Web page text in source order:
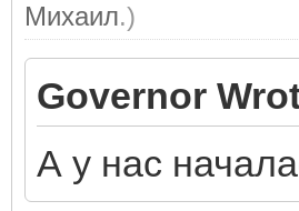
Михаил.)
Governor
А у нас